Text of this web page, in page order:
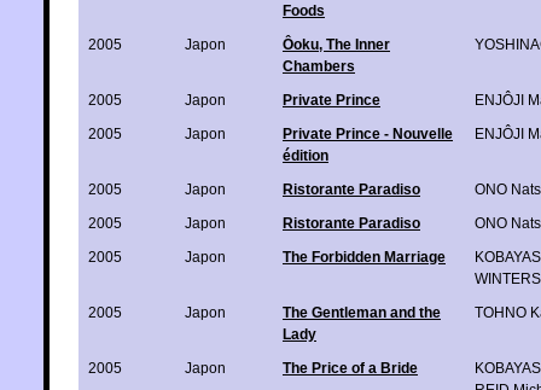
Foods
2005 Japon
Ôoku, The Inner
Chambers
2005 Japon Private Prince
ENJÔJI
2005
Japon
Private Prince - Nouvelle
édition
ENJÔJI
2005 Japon Ristorante Paradiso
ONO
2005
Japon Ristorante Paradiso
ONO
2005
Japon The Forbidden Marriage
2005
Japon
The Gentleman and the
Lady
TOHNO
2005 Japon The Price of a Bride